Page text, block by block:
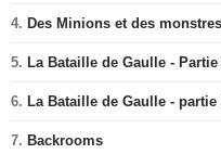
4. Des Minions et des monstres
5. La Bataille de Gaulle -
6. La Bataille de Gaulle -
7. Backrooms